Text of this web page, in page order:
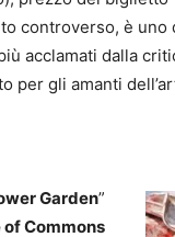
controverso, è uno
acclamati dalla
per gli amanti
Garden”
of Commons